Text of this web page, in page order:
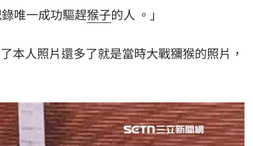
唯一成功驅趕猴子的人 。」
本人照片還多了就是當時大戰獼猴的照片，